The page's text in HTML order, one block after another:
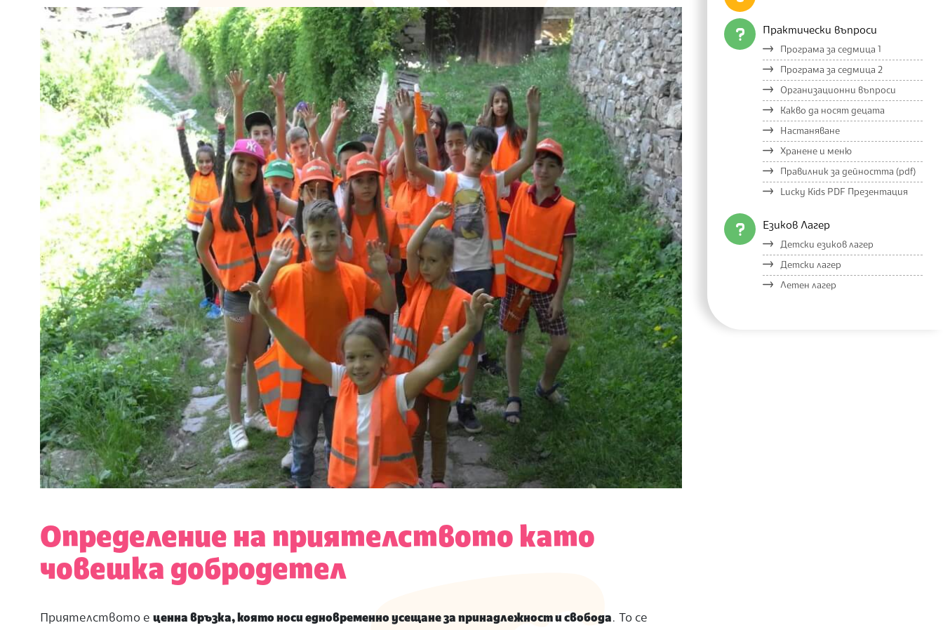
Определение на приятелството като
човешка добродетел
Приятелството е ценна връзка, която носи едновременно усещане за принадлежност и свобода. То се
Практически въпроси
Програма за седмица 1
Програма за седмица 2
Организационни въпроси
Какво да носят децата
Настаняване
Хранене и меню
Правилник за дейността (pdf)
Lucky Kids PDF Презентация
Езиков Лагер
Детски езиков лагер
Детски лагер
Летен лагер